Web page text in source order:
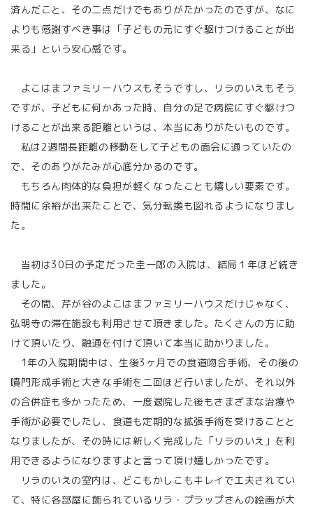
済んだこと、その二点だけでもありがたかったのですが、なに
よりも感謝すべき事は「子どもの元にすぐ駆けつけることが出
来る」という安心感です。
よこはまファミリーハウスもそうですし、リラのいえもそう
ですが、子どもに何かあった時、自分の足で病院にすぐ駆けつ
けることが出来る距離というは、本当にありがたいものです。
私は2週間長距離の移動をして子どもの面会に通っていたの
で、そのありがたみが心底分かるのです。
もちろん肉体的な負担が軽くなったことも嬉しい要素です。
時間に余裕が出来たことで、気分転換も図れるようになりまし
た。
当初は30日の予定だった圭一郎の入院は、結局１年ほど続き
ました。
その間、芹が谷のよこはまファミリーハウスだけじゃなく、
弘明寺の滞在施設も利用させて頂きました。たくさんの方に助
けて頂いたり、融通を付けて頂いて本当に助かりました。
1年の入院期間中は、生後3ヶ月での食道吻合手術、その後の
噴門形成手術と大きな手術を二回ほど行いましたが、それ以外
の合併症も多かったため、一度退院した後もさまざまな治療や
手術が必要でしたし、食道も定期的な拡張手術を受けることと
なりましたが、その時には新しく完成した「リラのいえ」を利
用できるようになりますよと言って頂け嬉しかったです。
リラのいえの室内は、どこもかしこもキレイで工夫されてい
て、特に各部屋に飾られているリラ・プラップさんの絵画が大